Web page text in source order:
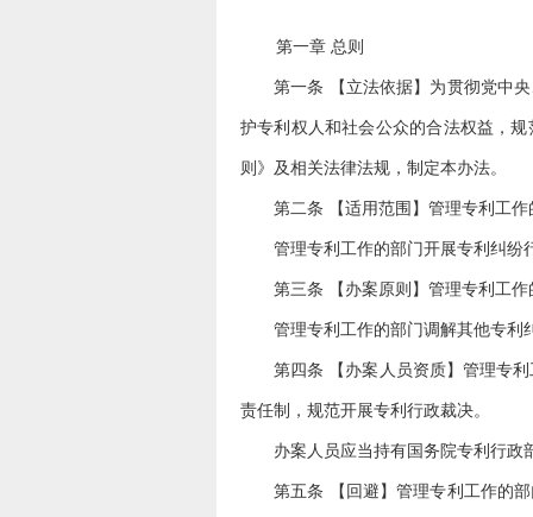
第一章 总则
第一条 【立法依据】为贯彻党中
护专利权人和社会公众的合法权益，
则》及相关法律法规，制定本办法。
第二条 【适用范围】管理专利工
管理专利工作的部门开展专利纠
第三条 【办案原则】管理专利工
管理专利工作的部门调解其他专
第四条 【办案人员资质】管理专
责任制，规范开展专利行政裁决。
办案人员应当持有国务院专利行
第五条 【回避】管理专利工作的